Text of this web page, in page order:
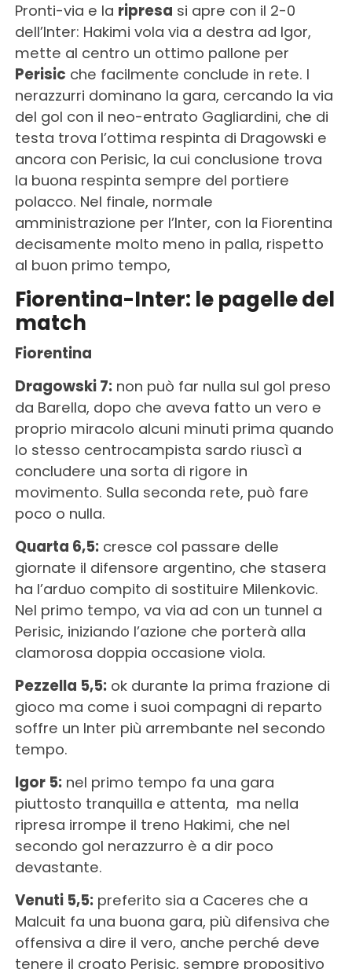
Pronti-via e la ripresa si apre con il 2-0
dell’Inter: Hakimi vola via a destra ad Igor,
mette al centro un ottimo pallone per
Perisic che facilmente conclude in rete. I
nerazzurri dominano la gara, cercando la via
del gol con il neo-entrato Gagliardini, che di
testa trova l’ottima respinta di Dragowski e
ancora con Perisic, la cui conclusione trova
la buona respinta sempre del portiere
polacco. Nel finale, normale
amministrazione per l’Inter, con la Fiorentina
decisamente molto meno in palla, rispetto
al buon primo tempo,
Fiorentina-Inter: le pagelle del
match
Fiorentina
Dragowski 7:non può far nulla sul gol preso
da Barella, dopo che aveva fatto un vero e
proprio miracolo alcuni minuti prima quando
lo stesso centrocampista sardo riuscì a
concludere una sorta di rigore in
movimento. Sulla seconda rete, può fare
poco o nulla.
Quarta 6,5:cresce col passare delle
giornate il difensore argentino, che stasera
ha l’arduo compito di sostituire Milenkovic.
Nel primo tempo, va via ad con un tunnel a
Perisic, iniziando l’azione che porterà alla
clamorosa doppia occasione viola.
Pezzella 5,5:ok durante la prima frazione di
gioco ma come i suoi compagni di reparto
soffre un Inter più arrembante nel secondo
tempo.
Igor 5:nel primo tempo fa una gara
piuttosto tranquilla e attenta, ma nella
ripresa irrompe il treno Hakimi, che nel
secondo gol nerazzurro è a dir poco
devastante.
Venuti 5,5:preferito sia a Caceres che a
Malcuit fa una buona gara, più difensiva che
offensiva a dire il vero, anche perché deve
tenere il croato Perisic, sempre propositivo